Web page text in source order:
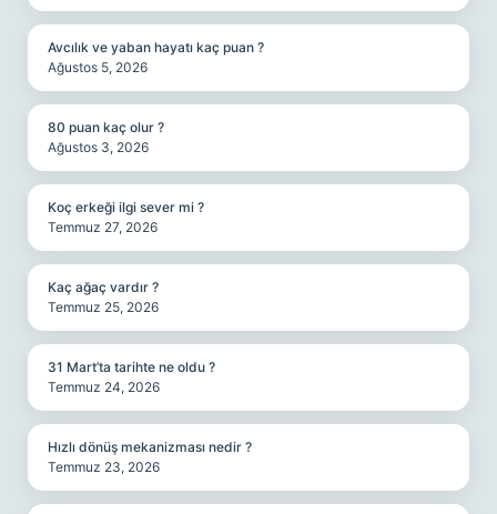
Avcılık ve yaban hayatı kaç puan ?
Ağustos 5, 2026
80 puan kaç olur ?
Ağustos 3, 2026
Koç erkeği ilgi sever mi ?
Temmuz 27, 2026
Kaç ağaç vardır ?
Temmuz 25, 2026
31 Mart’ta tarihte ne oldu ?
Temmuz 24, 2026
Hızlı dönüş mekanizması nedir ?
Temmuz 23, 2026